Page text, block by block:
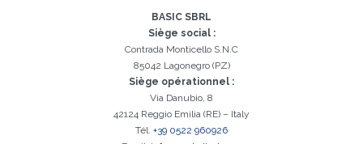
BASIC SBRL
Siège social :
Contrada Monticello S.N.C
85042 Lagonegro (PZ)
Siège opérationnel :
Via Danubio, 8
42124 Reggio Emilia (RE) – Italy
Tél. +39 0522 960926